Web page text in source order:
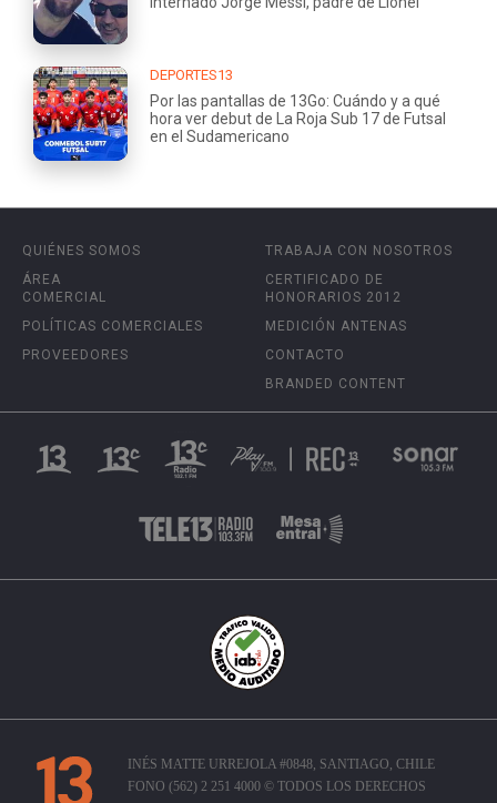
DEPORTES13
Por las pantallas de 13Go: Cuándo y a qué
hora ver debut de La Roja Sub 17 de Futsal
en el Sudamericano
QUIÉNES SOMOS
ÁREA
COMERCIAL
POLÍTICAS COMERCIALES
PROVEEDORES
TRABAJA CON NOSOTROS
CERTIFICADO DE
HONORARIOS 2012
MEDICIÓN ANTENAS
CONTACTO
BRANDED CONTENT
INÉS MATTE URREJOLA #0848, SANTIAGO, CHILE
FONO (562) 2 251 4000 © TODOS LOS DERECHOS